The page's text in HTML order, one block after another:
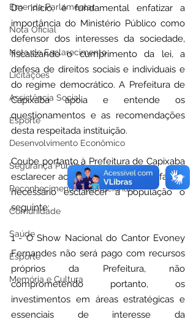
Emenda Parlamentar
Nota Oficial
Nota de Esclarecimento
Licitações
Assistência Social
Esporte
Desenvolvimento Econômico
Segurança Pública
Reconhecimentos Institucionais
Comunidade
Saúde
Esporte
Memória e Cultura
De início, é fundamental enfatizar a
importância do Ministério Público como
defensor dos interesses da sociedade,
fiscalizando o cumprimento da lei, a
defesa de direitos sociais e individuais e
do regime democrático. A Prefeitura de
Capixaba apoia e entende os
questionamentos e as recomendações
desta respeitada instituição.
Coube portanto à Prefeitura de Capixaba
esclarecer ao Ministério Público e faz-se
necessário esclarecer a população o
seguinte:
1 - O Show Nacional do Cantor Evoney
Fernandes não será pago com recursos
próprios da Prefeitura, não
comprometendo portanto, os
investimentos em áreas estratégicas e
essenciais de interesse da